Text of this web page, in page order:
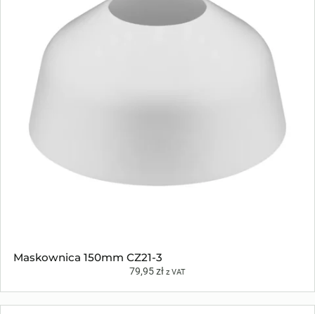
Maskownica 150mm CZ21-3
79,95zł z VAT